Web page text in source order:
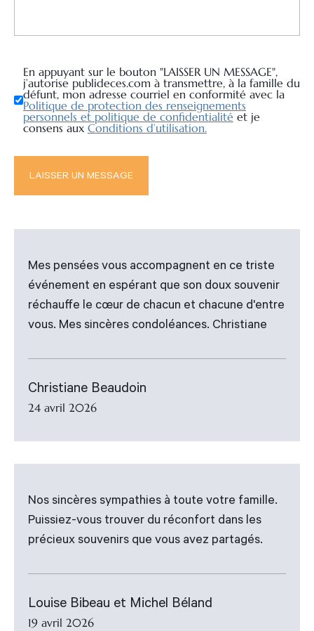
En appuyant sur le bouton "LAISSER UN MESSAGE",
j’autorise publideces.com à transmettre, à la famille du
défunt, mon adresse courriel en conformité avec la
Politique de protection des renseignements
personnels et politique de confidentialité et je
consens aux Conditions d’utilisation.
Mes pensées vous accompagnent en ce triste
événement en espérant que son doux souvenir
réchauffe le cœur de chacun et chacune d'entre
vous. Mes sincères condoléances. Christiane
Christiane Beaudoin
24 avril 2026
Nos sincères sympathies à toute votre famille.
Puissiez-vous trouver du réconfort dans les
précieux souvenirs que vous avez partagés.
Louise Bibeau et Michel Béland
19 avril 2026